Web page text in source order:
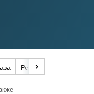
Рефинансирование